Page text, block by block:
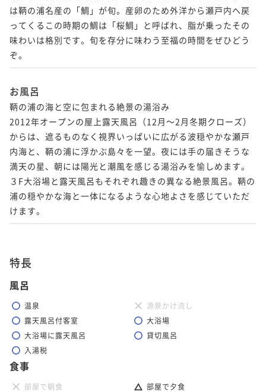
は鞆の浦名産の「鯛」が旬。産卵のため外洋から瀬戸内へ戻
ってくるこの時期の鯛は「桜鯛」と呼ばれ、脂が乗ったその
味わいは格別です。旬を存分に味わう至福の時間をぜひどう
お風呂
鞆の浦の海と空に包まれる絶景の湯浴み
2012年オープンの屋上露天風呂（12月～2月冬期クローズ）
からは、遮るものなく視界いっぱいに広がる波穏やかな瀬戸
内海と、鞆の浦に浮かぶ島々を一望。夜には手の届きそうな
満天の星、朝には陽光と潮風を感じる湯浴みを愉しめます。
３F大浴場と露天風呂もそれぞれ趣きの異なる絶景風呂。鞆の
浦の穏やかな海と一体になるような心地よさを感じていただ
特長
風呂
温泉
源泉かけ流し
露天風呂付客室
大浴場
大浴場に露天風呂
貸切風呂
入湯税
食事
部屋で朝食 部屋で夕食